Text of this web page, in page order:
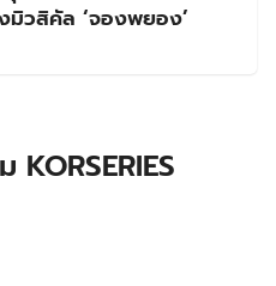
วสิคัล ‘จองพยอง’